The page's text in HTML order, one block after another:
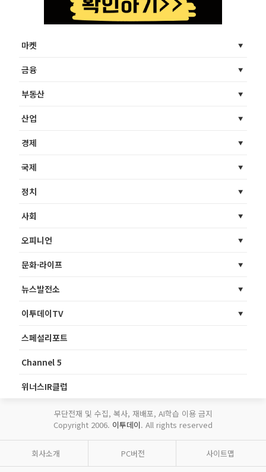
마켓
금융
부동산
산업
경제
국제
정치
사회
오피니언
문화·라이프
뉴스발전소
이투데이TV
스페셜리포트
Channel 5
위너스IR클럽
무단전재 및 수집, 복사, 재배포, AI학습 이용 금지
Copyright 2006. 이투데이. All rights reserved
회사소개 PC버전 사이트맵